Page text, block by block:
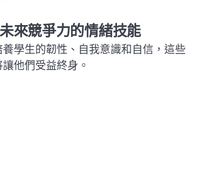
來競爭力的情緒技能
養學生的韌性、自我意識和自信，這些
他們受益終身。